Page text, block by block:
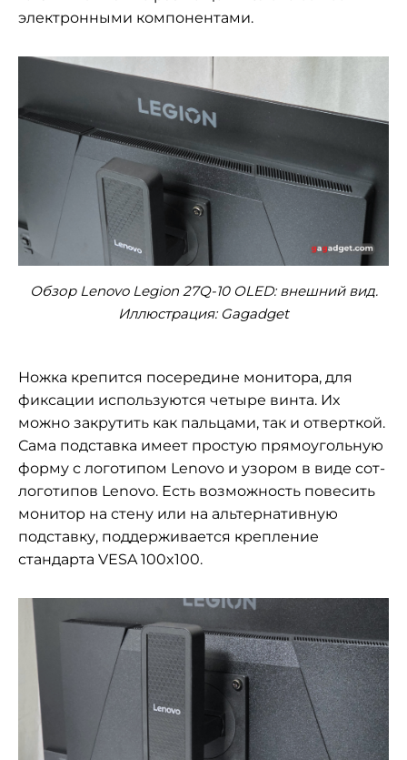
электронными компонентами.
Обзор Lenovo Legion 27Q-10 OLED: внешний вид.
Иллюстрация: Gagadget
Ножка крепится посередине монитора, для
фиксации используются четыре винта. Их
можно закрутить как пальцами, так и отверткой.
Сама подставка имеет простую прямоугольную
форму с логотипом Lenovo и узором в виде сот-
логотипов Lenovo. Есть возможность повесить
монитор на стену или на альтернативную
подставку, поддерживается крепление
стандарта VESA 100x100.